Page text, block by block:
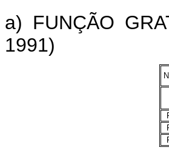
a) FUNÇÃO
1991)